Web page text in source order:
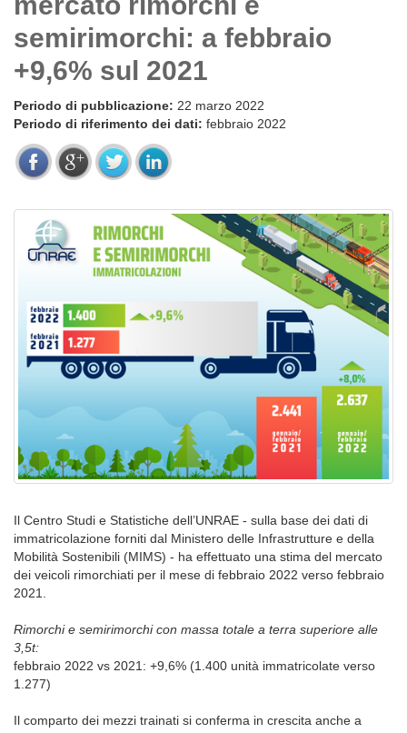
semirimorchi: a febbraio
+9,6% sul 2021
Periodo di pubblicazione: 22 marzo 2022
Periodo di riferimento dei dati: febbraio 2022
Il Centro Studi e Statistiche dell’UNRAE - sulla base dei dati di
immatricolazione forniti dal Ministero delle Infrastrutture e della
Mobilità Sostenibili (MIMS) - ha effettuato una stima del mercato
dei veicoli rimorchiati per il mese di febbraio 2022 verso febbraio
2021.
Rimorchi e semirimorchi con massa totale a terra superiore alle
3,5t:
febbraio 2022 vs 2021: +9,6% (1.400 unità immatricolate verso
1.277)
Il comparto dei mezzi trainati si conferma in crescita anche a